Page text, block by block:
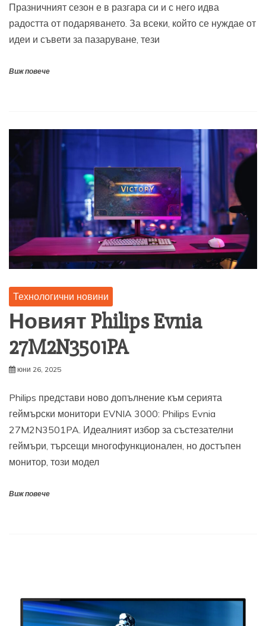
Празничният сезон е в разгара си и с него идва
радостта от подаряването. За всеки, който се нуждае от
идеи и съвети за пазаруване, тези
Виж повече
Технологични новини
Новият Philips Evnia
27M2N3501PA
юни 26, 2025
Philips представи ново допълнение към серията
геймърски монитори EVNIA 3000: Philips Evnia
27M2N3501PA. Идеалният избор за състезателни
геймъри, търсещи многофункционален, но достъпен
монитор, този модел
Виж повече